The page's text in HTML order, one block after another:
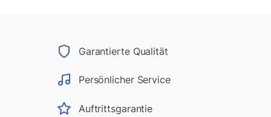
Garantierte Qualität
Persönlicher Service
Auftrittsgarantie